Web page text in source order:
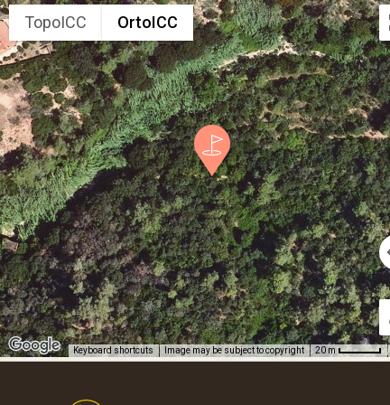
TopoICC OrtoICC
Keyboard shortcuts Image may be subject to copyright 20 m